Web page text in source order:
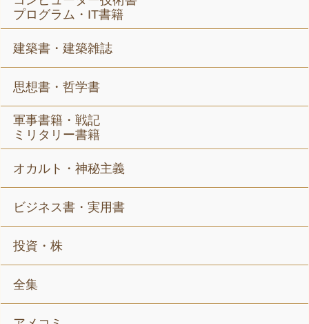
プログラム・IT書籍
建築書・建築雑誌
思想書・哲学書
軍事書籍・戦記
ミリタリー書籍
オカルト・神秘主義
ビジネス書・実用書
投資・株
全集